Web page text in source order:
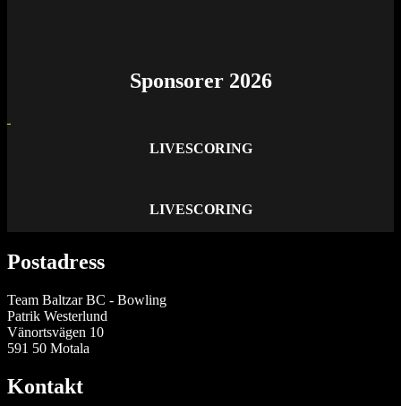
Sponsorer 2026
LIVESCORING
LIVESCORING
Postadress
Team Baltzar BC - Bowling
Patrik Westerlund
Vänortsvägen 10
591 50 Motala
Kontakt